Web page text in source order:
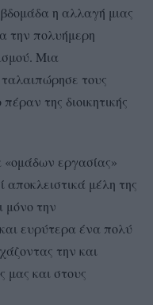
η αλλαγή μιας
την πολυήμερη
Μια
τους
της διοικητικής
«ομάδων εργασίας»
αποκλειστικά μέλη της
μόνο την
ευρύτερα ένα πολύ
την και
μας και στους